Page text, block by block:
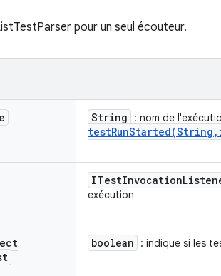
pour un seul écouteur.
String : nom de
testRunStarted(String ,
ITestInvocation
exécution
boolean : indique si les